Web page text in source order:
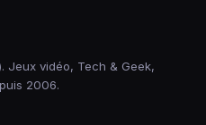
Jeux vidéo, Tech & Geek,
2006.